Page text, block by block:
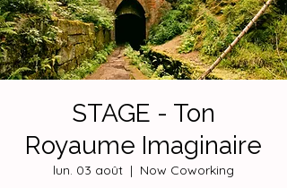
STAGE - Ton
Royaume Imaginaire
lun. 03 août
  |
Now Coworking